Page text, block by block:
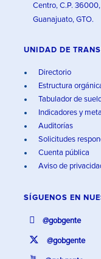
Centro, C.P. 36000,
Guanajuato, GTO.
UNIDAD DE
Directorio
Estructura
Tabulador de
Indicadores y
Auditorías
Solicitudes
Cuenta pública
Aviso de
SÍGUENOS EN
@gobgente
@gobgente